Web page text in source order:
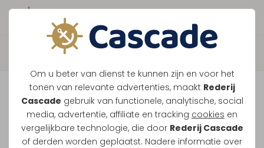
Om u beter van dienst te kunnen zijn en voor het
tonen van relevante advertenties, maakt Rederij
Cascade gebruik van functionele, analytische, social
media, advertentie, affiliate en tracking cookies en
vergelijkbare technologie, die door Rederij Cascade
of derden worden geplaatst. Nadere informatie over
Boek direct je vaart
Vaar je mee over de
Maasplassen?
Ondanks de lage waterstanden gaan
onze vaarten gewoon door.